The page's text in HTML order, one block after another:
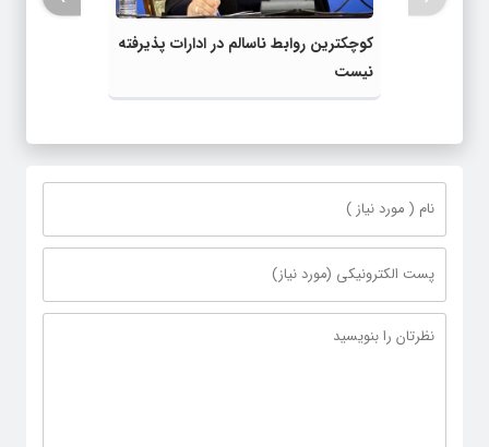
کوچکترین روابط ناسالم در ادارات پذیرفته
نیست